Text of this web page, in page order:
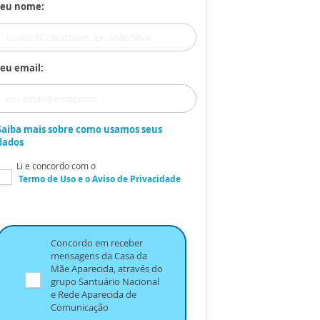
nome:
email:
mais sobre como usamos seus
Li e concordo com o
Termo de Usoe oAviso de Privacidade
Concordo em receber
mensagens da Casa da
Mãe Aparecida, através do
grupo Santuário Nacional
e Rede Aparecida de
Comunicação